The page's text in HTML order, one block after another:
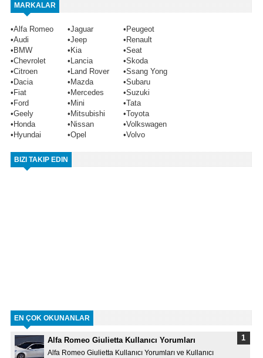
MARKALAR
•Alfa Romeo •Jaguar • Peugeot
•Audi •Jeep • Renault
• BMW • Kia •Seat
•Chevrolet • Lancia •Skoda
•Citroen • Land Rover •Ssang Yong
• Dacia • Mazda •Subaru
• Fiat • Mercedes •Suzuki
• Ford • Mini •Tata
•Geely • Mitsubishi •Toyota
• Honda • Nissan •Volkswagen
• Hyundai •Opel •Volvo
BIZI TAKIP EDIN
EN ÇOK OKUNANLAR
Alfa Romeo Giulietta Kullanıcı Yorumları
Alfa Romeo Giulietta Kullanıcı Yorumları ve Kullanıcı